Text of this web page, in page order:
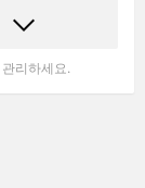
리하세요.